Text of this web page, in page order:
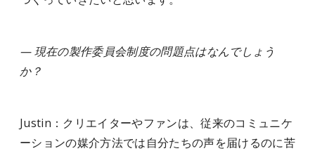
— 現在の製作委員会制度の問題点はなんでしょう
か？
Justin：クリエイターやファンは、従来のコミュニケ
ーションの媒介方法では自分たちの声を届けるのに苦